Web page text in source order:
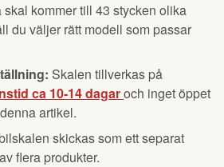
skal kommer till 43 stycken olika
du väljer rätt modell som passar
Skalen tillverkas på
ca 10-14 dagaroch inget öppet
artikel.
skickas som ett separat
flera produkter.